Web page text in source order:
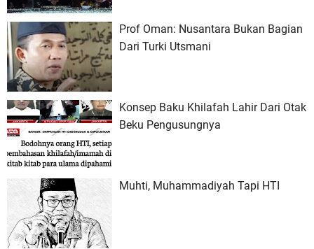
Prof Oman: Nusantara Bukan Bagian
Dari Turki Utsmani
Konsep Baku Khilafah Lahir Dari Otak
Beku Pengusungnya
Muhti, Muhammadiyah Tapi HTI